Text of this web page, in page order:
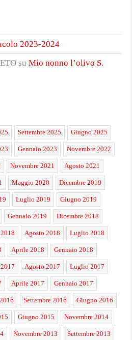
2023-2024
su Mio nonno l’olivo S.
Settembre 2025 Giugno 2025
Gennaio 2023 Novembre 2022
Novembre 2021 Agosto 2021
Maggio 2020 Dicembre 2019
Luglio 2019 Giugno 2019
Gennaio 2019 Dicembre 2018
Agosto 2018 Luglio 2018
Aprile 2018 Gennaio 2018
Agosto 2017 Luglio 2017
Aprile 2017 Gennaio 2017
Settembre 2016 Giugno 2016
Giugno 2015 Novembre 2014
Novembre 2013 Settembre 2013